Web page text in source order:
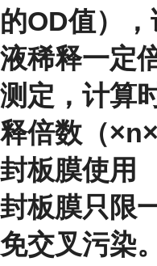
的OD值）
液稀释一定
测定，计算
释倍数（
封板膜使用
封板膜只限
免交叉污染。